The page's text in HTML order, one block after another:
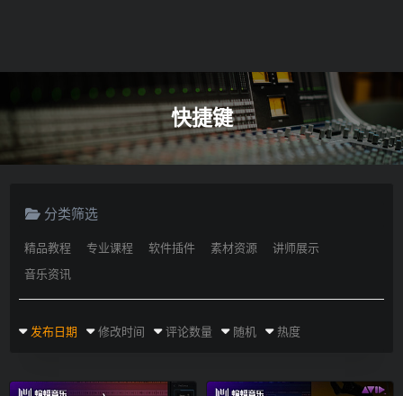
快捷键
分类筛选
精品教程 专业课程 软件插件 素材资源 讲师展示
音乐资讯
发布日期 修改时间 评论数量 随机 热度